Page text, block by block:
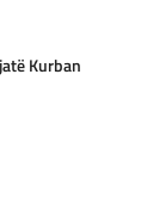
Kurban